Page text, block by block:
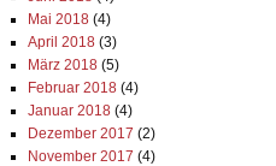
Mai 2018(4)
April 2018(3)
März 2018(5)
Februar 2018(4)
Januar 2018(4)
Dezember 2017 (2)
November 2017 (4)